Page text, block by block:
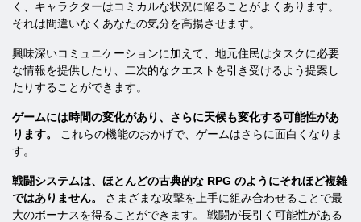
く、キャラクターはコミカルな状況に陥ることがよくあります。
それは間違いなくあなたの気分を高揚させます。
興味深いコミュニケーションに加えて、地元住民はタスクに必要
な情報を提供したり、二次的なクエストを引き受けるよう提案し
たりすることができます。
ゲームには時間の変化があり、さらに天候も変化する可能性があ
ります。
これらの機能のおかげで、ゲームはさらに面白くなりま
す。
戦闘システムは、ほとんどの古典的な RPG のようにそれほど複雑
ではありません。
さまざまな攻撃を上手に組み合わせることで最
大のボーナスを得ることができます。 戦闘が長引く可能性がある